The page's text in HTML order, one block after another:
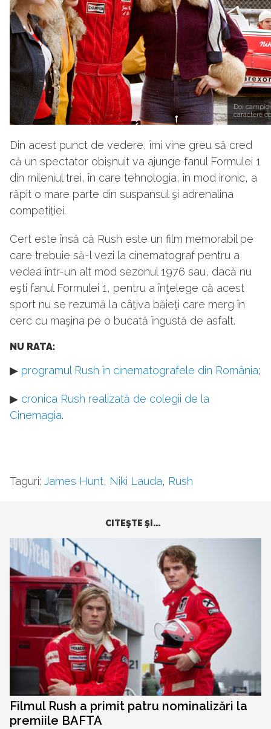
Doi
caractere
Din acest punct de vedere, îmi vine greu să cred
că un spectator obişnuit va ajunge fanul Formulei 1
din mileniul trei, în care tehnologia, în mod ironic, a
răpit o mare parte din suspansul şi adrenalina
competiţiei.
Cert este însă că Rush este un film memorabil pe
care trebuie să-l vezi la cinematograf pentru a
vedea într-un alt mod sezonul 1976 sau, dacă nu
eşti fanul Formulei 1, pentru a înţelege că acest
sport nu se rezumă la câţiva băieţi care merg în
cerc cu maşina pe o bucată îngustă de asfalt.
NU RATA:
▶ programul Rush în cinematografele din România;
▶ cronica Rush realizată de colegii de la
Cinemagia.
Taguri: James Hunt, Niki Lauda, Rush
CITEŞTE ŞI...
Filmul Rush a primit patru nominalizări la
premiile BAFTA